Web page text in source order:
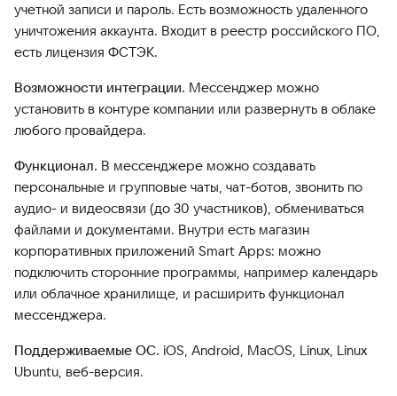
учетной записи и пароль. Есть возможность удаленного
уничтожения аккаунта. Входит в реестр российского ПО,
есть лицензия ФСТЭК.
Возможности интеграции. Мессенджер можно
установить в контуре компании или развернуть в облаке
любого провайдера.
Функционал. В мессенджере можно создавать
персональные и групповые чаты, чат-ботов, звонить по
аудио- и видеосвязи (до 30 участников), обмениваться
файлами и документами. Внутри есть магазин
корпоративных приложений Smart Apps: можно
подключить сторонние программы, например календарь
или облачное хранилище, и расширить функционал
мессенджера.
Поддерживаемые ОС. iOS, Android, MacOS, Linux, Linux
Ubuntu, веб-версия.